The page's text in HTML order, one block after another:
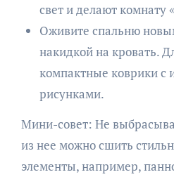
свет и делают комнату
Оживите спальню
накидкой на кровать.
компактные коврики с
рисунками.
Мини-совет: Не
из нее можно сшить
элементы, например,